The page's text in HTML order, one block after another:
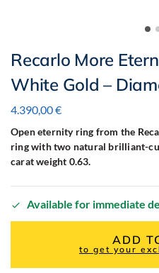
Recarlo More
White Gold –
4.390,00€
Open eternity ring from the
ring with two natural brilliant-
carat weight 0.63.
Available for immediate
ADD
to get your